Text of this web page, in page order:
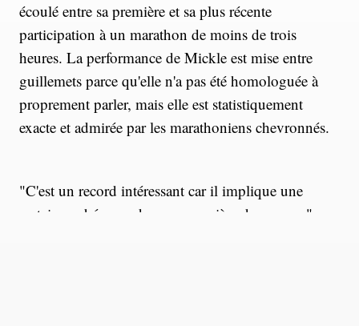
écoulé entre sa première et sa plus récente
participation à un marathon de moins de trois
heures. La performance de Mickle est mise entre
guillemets parce qu'elle n'a pas été homologuée à
proprement parler, mais elle est statistiquement
exacte et admirée par les marathoniens chevronnés.
"C'est un record intéressant car il implique une
certaine cohérence dans une carrière de coureur", a